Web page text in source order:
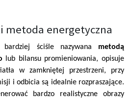
metoda energetyczna
bardziej ściśle nazywana metodą
lub bilansu promieniowania, opisuje
w zamkniętej przestrzeni, przy
i odbicia są idealnie rozpraszające.
bardzo realistyczne obrazy